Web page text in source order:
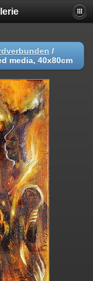
/
media, 40x80cm